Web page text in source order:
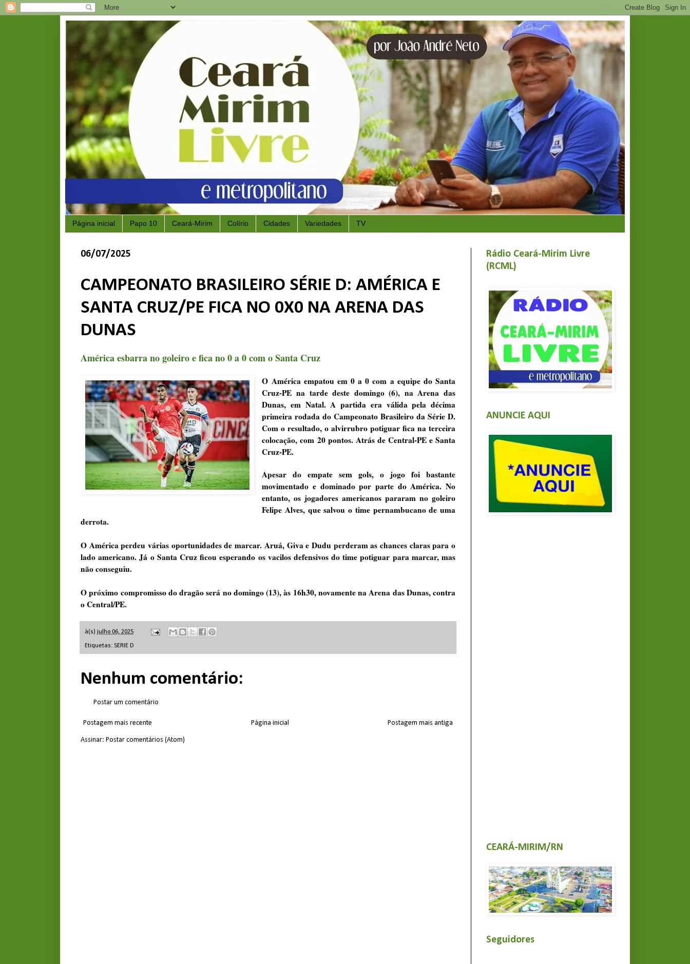
Página inicial Papo 10 Ceará-Mirim Colírio Cidades Variedades TV
06/07/2025
CAMPEONATO BRASILEIRO SÉRIE D: AMÉRICA E
SANTA CRUZ/PE FICA NO 0X0 NA ARENA DAS
DUNAS
América esbarra no goleiro e fica no 0 a 0 com o Santa Cruz
O América empatou em 0 a 0 com a equipe do Santa
Cruz-PE na tarde deste domingo (6), na Arena das
Dunas, em Natal. A partida era válida pela décima
primeira rodada do Campeonato Brasileiro da Série D.
Com o resultado, o alvirrubro potiguar fica na terceira
colocação, com 20 pontos. Atrás de Central-PE e Santa
Cruz-PE.
Apesar do empate sem gols, o jogo foi bastante
movimentado e dominado por parte do América. No
entanto, os jogadores americanos pararam no goleiro
Felipe Alves, que salvou o time pernambucano de uma
derrota.
O América perdeu várias oportunidades de marcar. Aruá, Giva e Dudu perderam as chances claras para o
lado americano. Já o Santa Cruz ficou esperando os vacilos defensivos do time potiguar para marcar, mas
não conseguiu.
O próximo compromisso do dragão será no domingo (13), às 16h30, novamente na Arena das Dunas, contra
o Central/PE.
à(s) julho 06, 2025
Etiquetas: SERIE D
Nenhum comentário:
Postar um comentário
Postagem mais recente Postagem mais antiga
Página inicial
Assinar: Postar comentários (Atom)
Rádio Ceará-Mirim Livre
(RCML)
ANUNCIE AQUI
CEARÁ-MIRIM/RN
Seguidores